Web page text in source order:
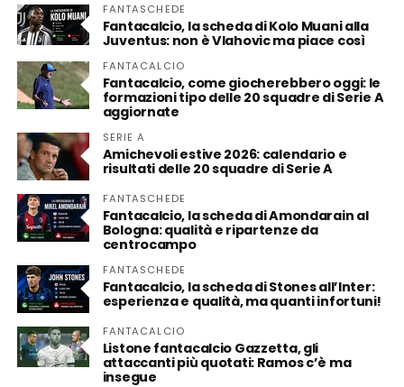
FANTASCHEDE
Fantacalcio, la scheda di Kolo Muani alla
Juventus: non è Vlahovic ma piace così
FANTACALCIO
Fantacalcio, come giocherebbero oggi: le
formazioni tipo delle 20 squadre di Serie A
aggiornate
SERIE A
Amichevoli estive 2026: calendario e
risultati delle 20 squadre di Serie A
FANTASCHEDE
Fantacalcio, la scheda di Amondarain al
Bologna: qualità e ripartenze da
centrocampo
FANTASCHEDE
Fantacalcio, la scheda di Stones all’Inter:
esperienza e qualità, ma quanti infortuni!
FANTACALCIO
Listone fantacalcio Gazzetta, gli
attaccanti più quotati: Ramos c’è ma
insegue